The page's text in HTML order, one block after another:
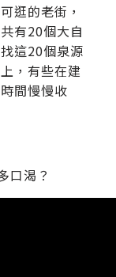
逛的老街，
有20個大自
這20個泉源
，有些在建
間慢慢收
口渴？